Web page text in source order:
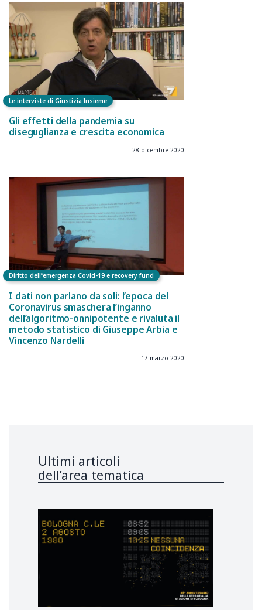
Le interviste di Giustizia Insieme
Gli effetti della pandemia su
diseguglianza e crescita economica
28 dicembre 2020
Diritto dell”emergenza Covid-19 e recovery fund
I dati non parlano da soli: l’epoca del
Coronavirus smaschera l’inganno
dell’algoritmo-onnipotente e rivaluta il
metodo statistico di Giuseppe Arbia e
Vincenzo Nardelli
17 marzo 2020
Ultimi articoli
dell’area tematica